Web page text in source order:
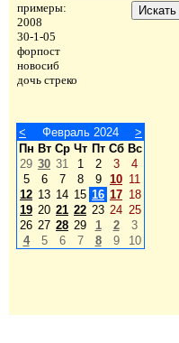
примеры:
2008
30-1-05
форпост
новосиб
дочь стреко
< Февраль 2024
>
Пн Вт Ср Чт Пт Сб Вс
29 30 31 1 2 3
4
5
6 7 8 9 10 11
12 13 14 15 16 17 18
19 20 21 22 23 24 25
26 27 28 29 1 2
3
4
5 6 7 8 9 10